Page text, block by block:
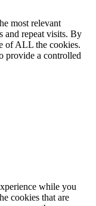
most relevant
and repeat visits. By
of ALL the cookies.
provide a controlled
while you
cookies that are